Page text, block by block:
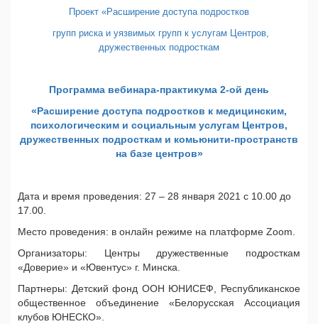
Проект «Расширение доступа подростков
групп риска и уязвимых групп к услугам Центров,
дружественных подросткам
Программа вебинара-практикума 2-ой день
«Расширение доступа подростков к медицинским,
психологическим и социальным услугам Центров,
дружественных подросткам и комьюнити-пространств
на базе центров»
Дата и время проведения: 27 – 28 января 2021 с 10.00 до
17.00.
Место проведения: в онлайн режиме на платформе Zoom.
Организаторы: Центры дружественные подросткам
«Доверие» и «Ювентус» г. Минска.
Партнеры: Детский фонд ООН ЮНИСЕФ, Республиканское
общественное объединение «Белорусская Ассоциация
клубов ЮНЕСКО».